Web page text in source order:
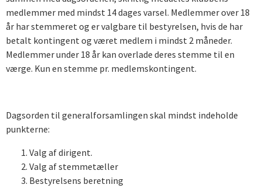
medlemmer med mindst 14 dages varsel. Medlemmer over 18
år har stemmeret og er valgbare til bestyrelsen, hvis de har
betalt kontingent og været medlem i mindst 2 måneder.
Medlemmer under 18 år kan overlade deres stemme til en
værge. Kun en stemme pr. medlemskontingent.
Dagsorden til generalforsamlingen skal mindst indeholde
punkterne:
Valg af dirigent.
Valg af stemmetæller
Bestyrelsens beretning